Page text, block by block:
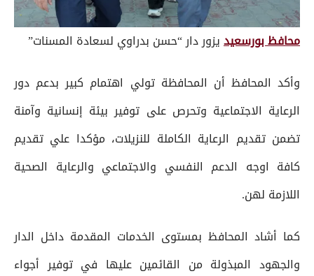
محافظ بورسعيديزور دار “حسن بدراوي لسعادة المسنات”
وأكد المحافظ أن المحافظة تولي اهتمام كبير بدعم دور
الرعاية الاجتماعية وتحرص على توفير بيئة إنسانية وآمنة
تضمن تقديم الرعاية الكاملة للنزيلات، مؤكدا علي تقديم
كافة اوجه الدعم النفسي والاجتماعي والرعاية الصحية
اللازمة لهن.
كما أشاد المحافظ بمستوى الخدمات المقدمة داخل الدار
والجهود المبذولة من القائمين عليها في توفير أجواء